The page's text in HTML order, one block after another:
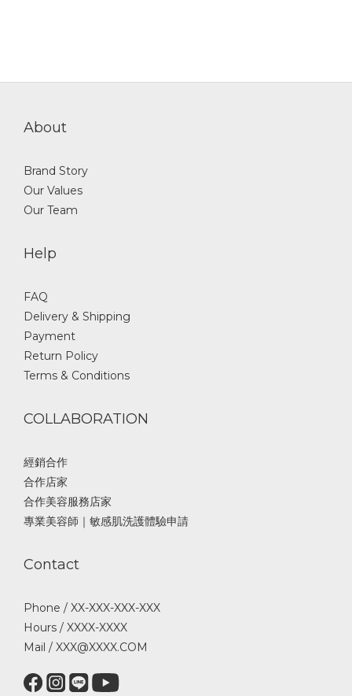
About
Brand Story
Our Values
Our Team
Help
FAQ
Delivery & Shipping
Payment
Return Policy
Terms & Conditions
COLLABORATION
經銷合作
合作店家
合作美容服務店家
專業美容師｜敏感肌洗護體驗申請
Contact
Phone / XX-XXX-XXX-XXX
Hours / XXXX-XXXX
Mail / XXX@XXXX.COM